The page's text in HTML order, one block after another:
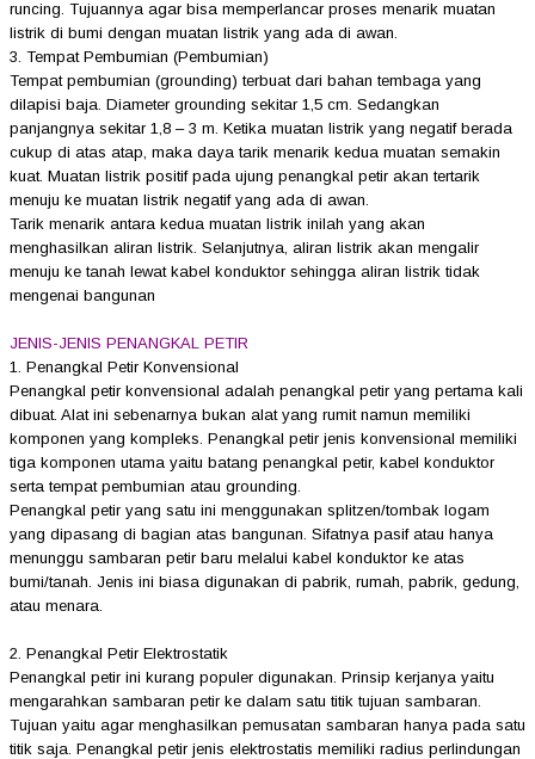
runcing. Tujuannya agar bisa memperlancar proses menarik muatan
listrik di bumi dengan muatan listrik yang ada di awan.
3. Tempat Pembumian (Pembumian)
Tempat pembumian (grounding) terbuat dari bahan tembaga yang
dilapisi baja. Diameter grounding sekitar 1,5 cm. Sedangkan
panjangnya sekitar 1,8 – 3 m. Ketika muatan listrik yang negatif berada
cukup di atas atap, maka daya tarik menarik kedua muatan semakin
kuat. Muatan listrik positif pada ujung penangkal petir akan tertarik
menuju ke muatan listrik negatif yang ada di awan.
Tarik menarik antara kedua muatan listrik inilah yang akan
menghasilkan aliran listrik. Selanjutnya, aliran listrik akan mengalir
menuju ke tanah lewat kabel konduktor sehingga aliran listrik tidak
mengenai bangunan
JENIS-JENIS PENANGKAL PETIR
1. Penangkal Petir Konvensional
Penangkal petir konvensional adalah penangkal petir yang pertama kali
dibuat. Alat ini sebenarnya bukan alat yang rumit namun memiliki
komponen yang kompleks. Penangkal petir jenis konvensional memiliki
tiga komponen utama yaitu batang penangkal petir, kabel konduktor
serta tempat pembumian atau grounding.
Penangkal petir yang satu ini menggunakan splitzen/tombak logam
yang dipasang di bagian atas bangunan. Sifatnya pasif atau hanya
menunggu sambaran petir baru melalui kabel konduktor ke atas
bumi/tanah. Jenis ini biasa digunakan di pabrik, rumah, pabrik, gedung,
atau menara.
2. Penangkal Petir Elektrostatik
Penangkal petir ini kurang populer digunakan. Prinsip kerjanya yaitu
mengarahkan sambaran petir ke dalam satu titik tujuan sambaran.
Tujuan yaitu agar menghasilkan pemusatan sambaran hanya pada satu
titik saja. Penangkal petir jenis elektrostatis memiliki radius perlindungan